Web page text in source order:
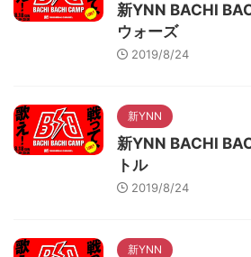
新YNN BACHI
ウォーズ
2019/8/24
新YNN
新YNN BACHI
トル
2019/8/24
新YNN